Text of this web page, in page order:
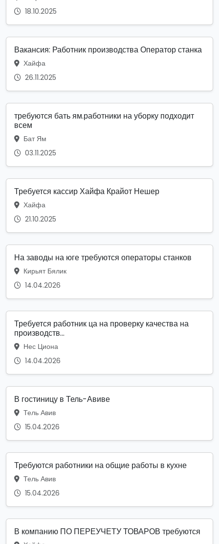
18.10.2025
Вакансия: Работник производства Оператор станка
Хайфа
26.11.2025
требуются бать ям.работники на уборку подходит
всем
Бат Ям
03.11.2025
Требуется кассир Хайфа Крайот Нешер
Хайфа
21.10.2025
На заводы на юге требуются операторы станков
Кирьят Бялик
14.04.2026
Требуется работник ца на проверку качества на
производств...
Нес Циона
14.04.2026
В гостиницу в Тель-Авиве
Тель Авив
15.04.2026
Требуются работники на общие работы в кухне
Тель Авив
15.04.2026
В компанию ПО ПЕРЕУЧЕТУ ТОВАРОВ требуются